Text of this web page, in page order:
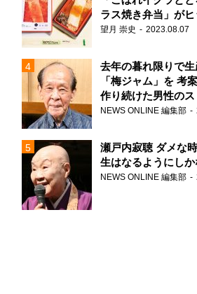
ラス焼き弁当」が
た理由
望月 崇史 2023.08.07
去年の暮れ限りで
「梅ジャム」を 考
作り続けた男性の
NEWS ONLINE 編集部
瀬戸内寂聴 ダメな
生はなるようにし
NEWS ONLINE 編集部